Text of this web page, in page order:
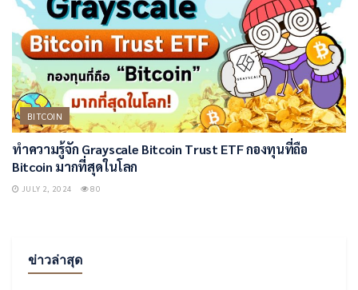
BITCOIN
ทำความรู้จัก Grayscale Bitcoin Trust ETF กองทุนที่ถือ
Bitcoin มากที่สุดในโลก
JULY 2, 2024 80
ข่าวล่าสุด